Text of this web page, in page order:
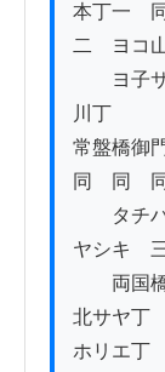
本丁一　
二　ヨコ
ヨ子サ
川丁
常盤橋御
同　同　
タチハ
ヤシキ　
両国橋
北サヤ丁
ホリエ丁